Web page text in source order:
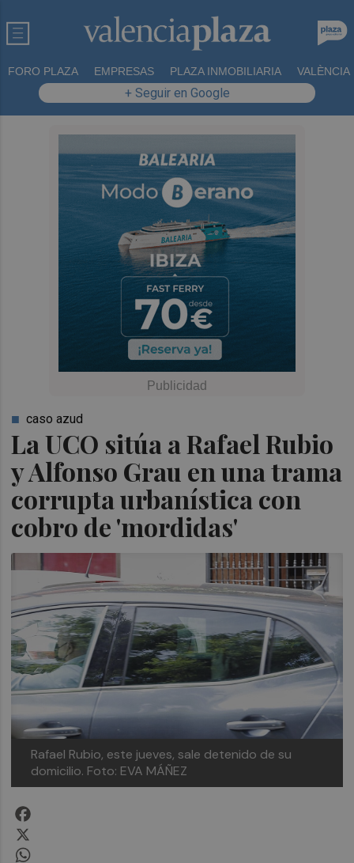
FORO PLAZA EMPRESAS PLAZA INMOBILIARIA VALÈNCIA
+ Seguir en Google
La UCO sitúa a Rafael Rubio
y Alfonso Grau en una trama
corrupta urbanística con
cobro de 'mordidas'
caso azud
Rafael Rubio, este jueves, sale detenido de su
domicilio. Foto: EVA MÁÑEZ